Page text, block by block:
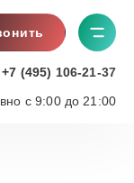
+7 (495) 106-21-37
с 9:00 до 21:00